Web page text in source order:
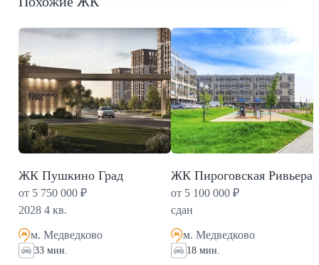
создано все для поддержания здоровья и спортивного
образа жизни. На территории кварталов предусмотрены
физкультурно-оздоровительный комплекс площадью
2000 кв. м и медицинский центр. Девелопер проекта -
Ingrad, который специализируется на строительстве
жилых кварталов в Московском регионе. В 2024 году
компания Sminex - перфекционисты Fine Development -
брендами.
ЖК Пушкино Град
от 5 750 000 ₽
2028 4 кв.
м. Медведково
33 мин.
ЖК Пироговская Ривьера
от 5 100 000 ₽
сдан
м. Медведково
18 мин.